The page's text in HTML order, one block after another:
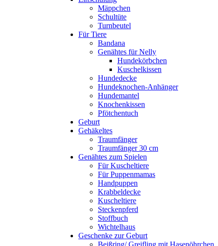
Mäppchen
Schultüte
Turnbeutel
Für Tiere
Bandana
Genähtes für Nelly
Hundekörbchen
Kuschelkissen
Hundedecke
Hundeknochen-Anhänger
Hundemantel
Knochenkissen
Pfötchentuch
Geburt
Gehäkeltes
Traumfänger
Traumfänger 30 cm
Genähtes zum Spielen
Für Kuscheltiere
Für Puppenmamas
Handpuppen
Krabbeldecke
Kuscheltiere
Steckenpferd
Stoffbuch
Wichtelhaus
Geschenke zur Geburt